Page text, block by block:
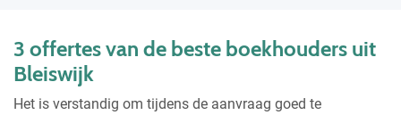
3 offertes van de beste boekhouders uit
Bleiswijk
Het is verstandig om tijdens de aanvraag goed te